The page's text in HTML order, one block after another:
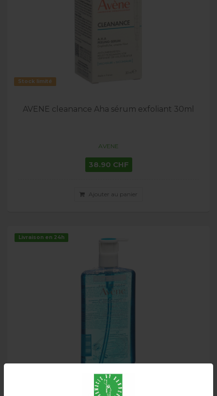
Stock limité
AVENE cleanance Aha sérum exfoliant 30ml
AVENE
38.90 CHF
Ajouter au panier
Livraison en 24h